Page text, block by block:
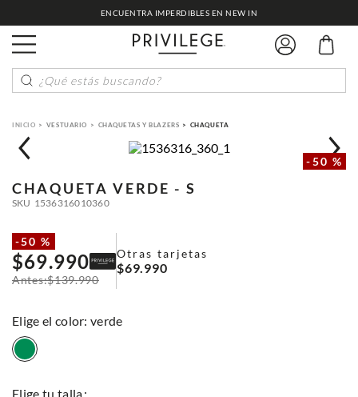
ENCUENTRA IMPERDIBLES EN NEW IN
¿Qué estás buscando?
VESTUARIO CHAQUETAS Y BLAZERS CHAQUETA
-50 %
CHAQUETA VERDE - S
SKU 1536316010360
-50 %
$69.990
$139.990
Otras tarjetas
$69.990
: verde